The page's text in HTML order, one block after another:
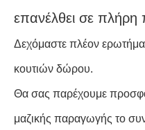
επανέλθει σε
Δεχόμαστε πλέον
κουτιών δώρου.
Θα σας παρέχουμε
μαζικής παραγωγής το